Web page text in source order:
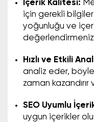
İçerik Kalitesi:
için gerekli
yoğunluğu ve
Hızlı ve Etkili
analiz eder,
zaman kazandırır
SEO Uyumlu
uygun içerikler